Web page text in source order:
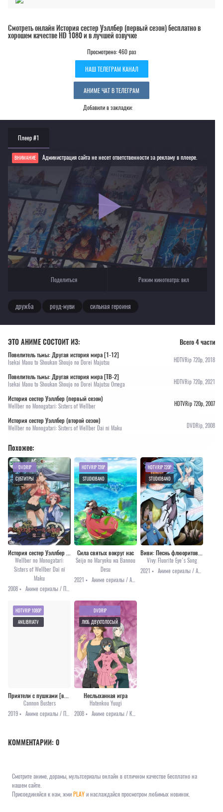
Смотреть онлайн История сестер Уэллбер (первый сезон) бесплатно в
хорошем качестве HD 1080 и в лучшей озвучке
Просмотрено: 460 раз
НАШ ТЕЛЕГРАМ КАНАЛ
АНИМЕ ЧАТ В ТЕЛЕГРАМ
Добавили в закладки:
Плеер #1
ВНИМАНИЕ Администрация сайта не несет ответственности за рекламу в плеере.
Если видео не работает, обновите страницу или выберите другой плеер!
Для просмотра некоторых аниме необходимо установить VPN
Текущее воспроизведение：История сестер Уэллбер (первый сезон)
Поделиться Режим кинотеатра:вкл
дружба роуд-муви сильная героиня
ЭТО АНИМЕ СОСТОИТ ИЗ:
Всего 4 части
Повелитель тьмы: Другая история мира [1-12]
Isekai Maou to Shoukan Shoujo no Dorei Majutsu HDTVRip 720p, 2018
Повелитель тьмы: Другая история мира [ТВ-2]
Isekai Maou to Shoukan Shoujo no Dorei Majutsu Omega HDTVRip 720p, 2021
История сестер Уэллбер (первый сезон)
Wellber no Monogatari: Sisters of Wellber HDTVRip 720p, 2007
История сестер Уэллбер (второй сезон)
Wellber no Monogatari: Sisters of Wellber Dai ni Maku DVDRip, 2008
Похожее:
Wellber no Monogatari:
Sisters of Wellber Dai ni
Maku
2008 •
DVDRIP
СУБТИТРЫ
Сила святых вокруг нас
Seijo no Maryoku wa Bannou
Desu
2021 •
HDTVRIP 720P
STUDIOBAND
Vivy: Fluorite Eye's Song
2021 •
HDTVRIP 720P
STUDIOBAND
Приятели с пушками [все серии]
Cannon Busters
2019 •
Аниме сериалы / Приключения
HDTVRIP 1080P
ANILIBRIATV
Неслыханная игра
Hatenkou Yuugi
2008 •
Аниме сериалы / Комедия / Приключения / Романтика / Фэнтези
DVDRIP
ЛЮБ. ДВУХГОЛОСЫЙ
КОММЕНТАРИИ: 0
Смотрите аниме, дорамы, мультсериалы онлайн в отличном качестве бесплатно на
нашем сайте.
Присоединяйся к нам, жмиPLAYи наслаждайся просмотром любимых новинок.